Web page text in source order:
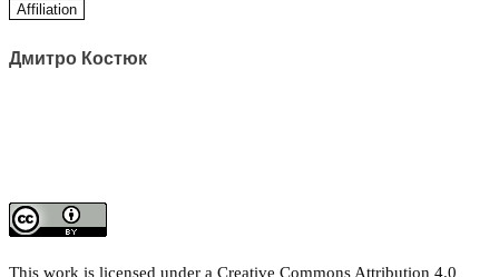
Affiliation
Дмитро Костюк
This work is licensed under a Creative Commons Attribution 4.0